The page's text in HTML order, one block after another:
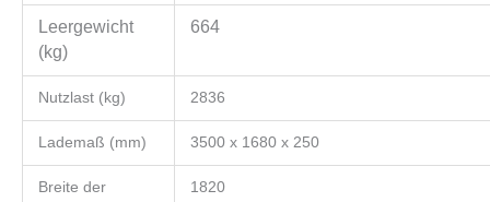
Leergewicht
(kg)
664
Nutzlast (kg) 2836
Lademaß (mm) 3500 x 1680 x 250
Breite der
1820